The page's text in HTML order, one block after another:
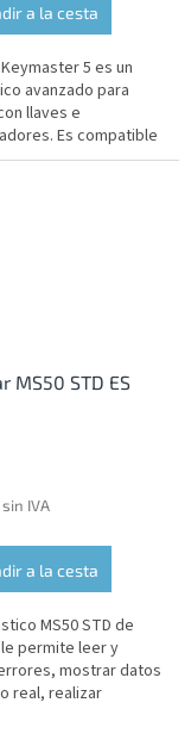
a la cesta
5 es un
avanzado para
llaves e
Es compatible
personales y
MS50 STD ES
IVA
a la cesta
MS50 STD de
le permite leer y
mostrar datos
real, realizar